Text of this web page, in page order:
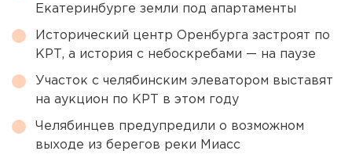
Екатеринбурге земли под апартаменты
Исторический центр Оренбурга застроят по
КРТ, а история с небоскребами — на паузе
Участок с челябинским элеватором выставят
на аукцион по КРТ в этом году
Челябинцев предупредили о возможном
выходе из берегов реки Миасс